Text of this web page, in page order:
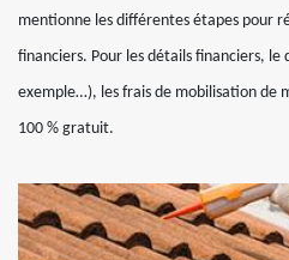
mentionne les différentes étapes pour
financiers. Pour les détails financiers, le
exemple…), les frais de mobilisation de
100 % gratuit.